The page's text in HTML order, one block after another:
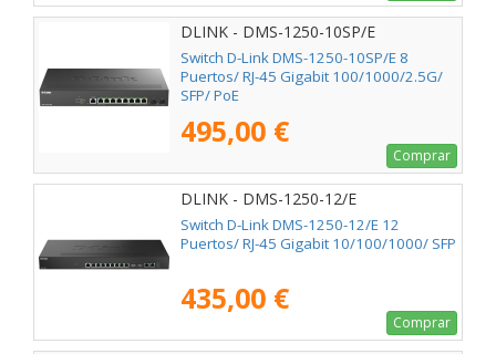
DLINK - DMS-1250-10SP/E
Switch D-Link DMS-1250-10SP/E 8
Puertos/ RJ-45 Gigabit 100/1000/2.5G/
SFP/ PoE
495,00 €
Comprar
DLINK - DMS-1250-12/E
Switch D-Link DMS-1250-12/E 12
Puertos/ RJ-45 Gigabit 10/100/1000/ SFP
435,00 €
Comprar